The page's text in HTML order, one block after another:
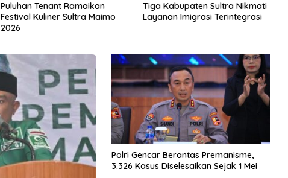
Tiga Kabupaten Sultra Nikmati
Layanan Imigrasi Terintegrasi
Harapan Tidak Mengenal
Batas Negara
Polri Gencar Berantas Premanisme,
3.326 Kasus Diselesaikan Sejak 1 Mei